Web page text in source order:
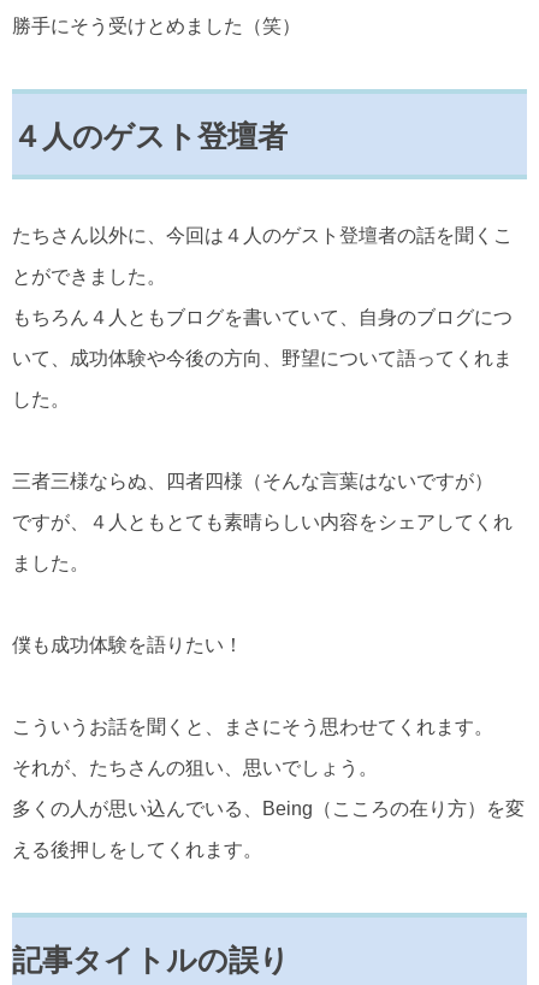
勝手にそう受けとめました（笑）
４人のゲスト登壇者
たちさん以外に、今回は４人のゲスト登壇者の話を聞くこ
とができました。
もちろん４人ともブログを書いていて、自身のブログにつ
いて、成功体験や今後の方向、野望について語ってくれま
した。
三者三様ならぬ、四者四様（そんな言葉はないですが）
ですが、４人ともとても素晴らしい内容をシェアしてくれ
ました。
僕も成功体験を語りたい！
こういうお話を聞くと、まさにそう思わせてくれます。
それが、たちさんの狙い、思いでしょう。
多くの人が思い込んでいる、Being（こころの在り方）を変
える後押しをしてくれます。
記事タイトルの誤り